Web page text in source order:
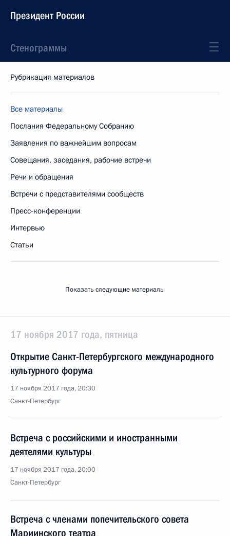
Президент России
Стенограммы
Рубрикация материалов
Все материалы
Послания Федеральному Собранию
Заявления по важнейшим вопросам
Совещания, заседания, рабочие встречи
Речи и обращения
Встречи с представителями сообществ
Пресс-конференции
Интервью
Статьи
Показать следующие материалы
17 ноября 2017 года, пятница
Открытие Санкт-Петербургского международного
культурного форума
17 ноября 2017 года, 20:30
Санкт-Петербург
Встреча с российскими и иностранными
деятелями культуры
17 ноября 2017 года, 20:00
Санкт-Петербург
Встреча с членами попечительского совета
Мариинского театра